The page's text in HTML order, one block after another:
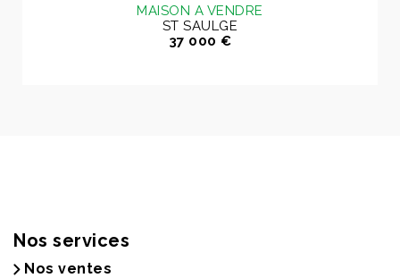
MAISON A VENDRE
ST SAULGE
37 000 €
Nos services
Nos ventes